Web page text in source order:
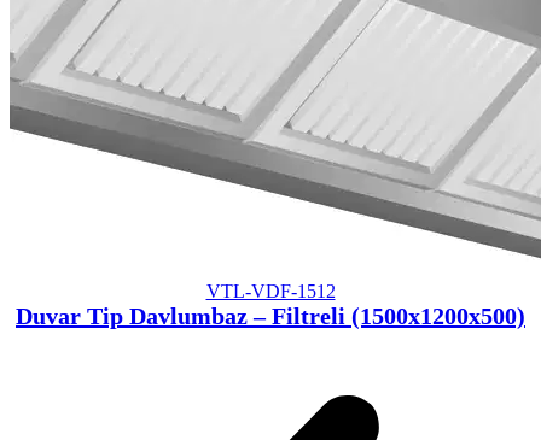
VTL-VDF-1512
Duvar Tip Davlumbaz – Filtreli (1500x1200x500)